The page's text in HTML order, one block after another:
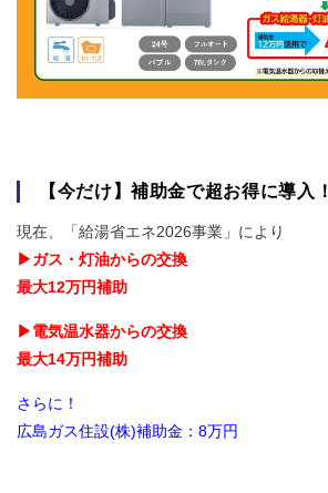
【今だけ】補助金で超お得に導入！
現在、「給湯省エネ2026事業」により
▶ガス・灯油からの交換
最大12万円補助
▶電気温水器からの交換
最大14万円補助
さらに！
広島ガス住設(株)補助金：8万円